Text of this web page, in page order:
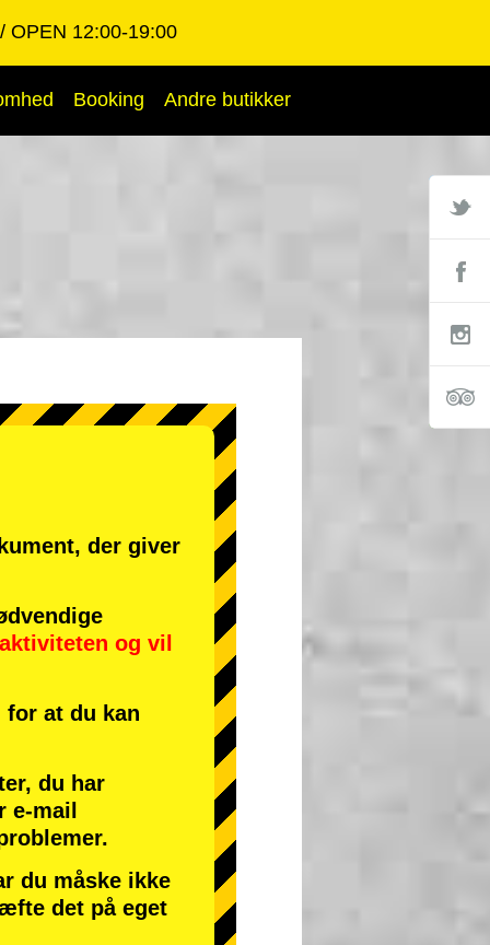
OPEN 12:00-19:00
Booking Andre butikker
der giver
og vil
at du kan
du har
e-mail
du måske ikke
det på eget